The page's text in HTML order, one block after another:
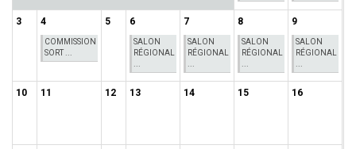
3 4
COMMISSION
SORT ...
5 6
SALON
RÉGIONAL
7
SALON
RÉGIONAL
8
SALON
RÉGIONAL
9
SALON
RÉGIONAL
10 11 12 13 14 15 16